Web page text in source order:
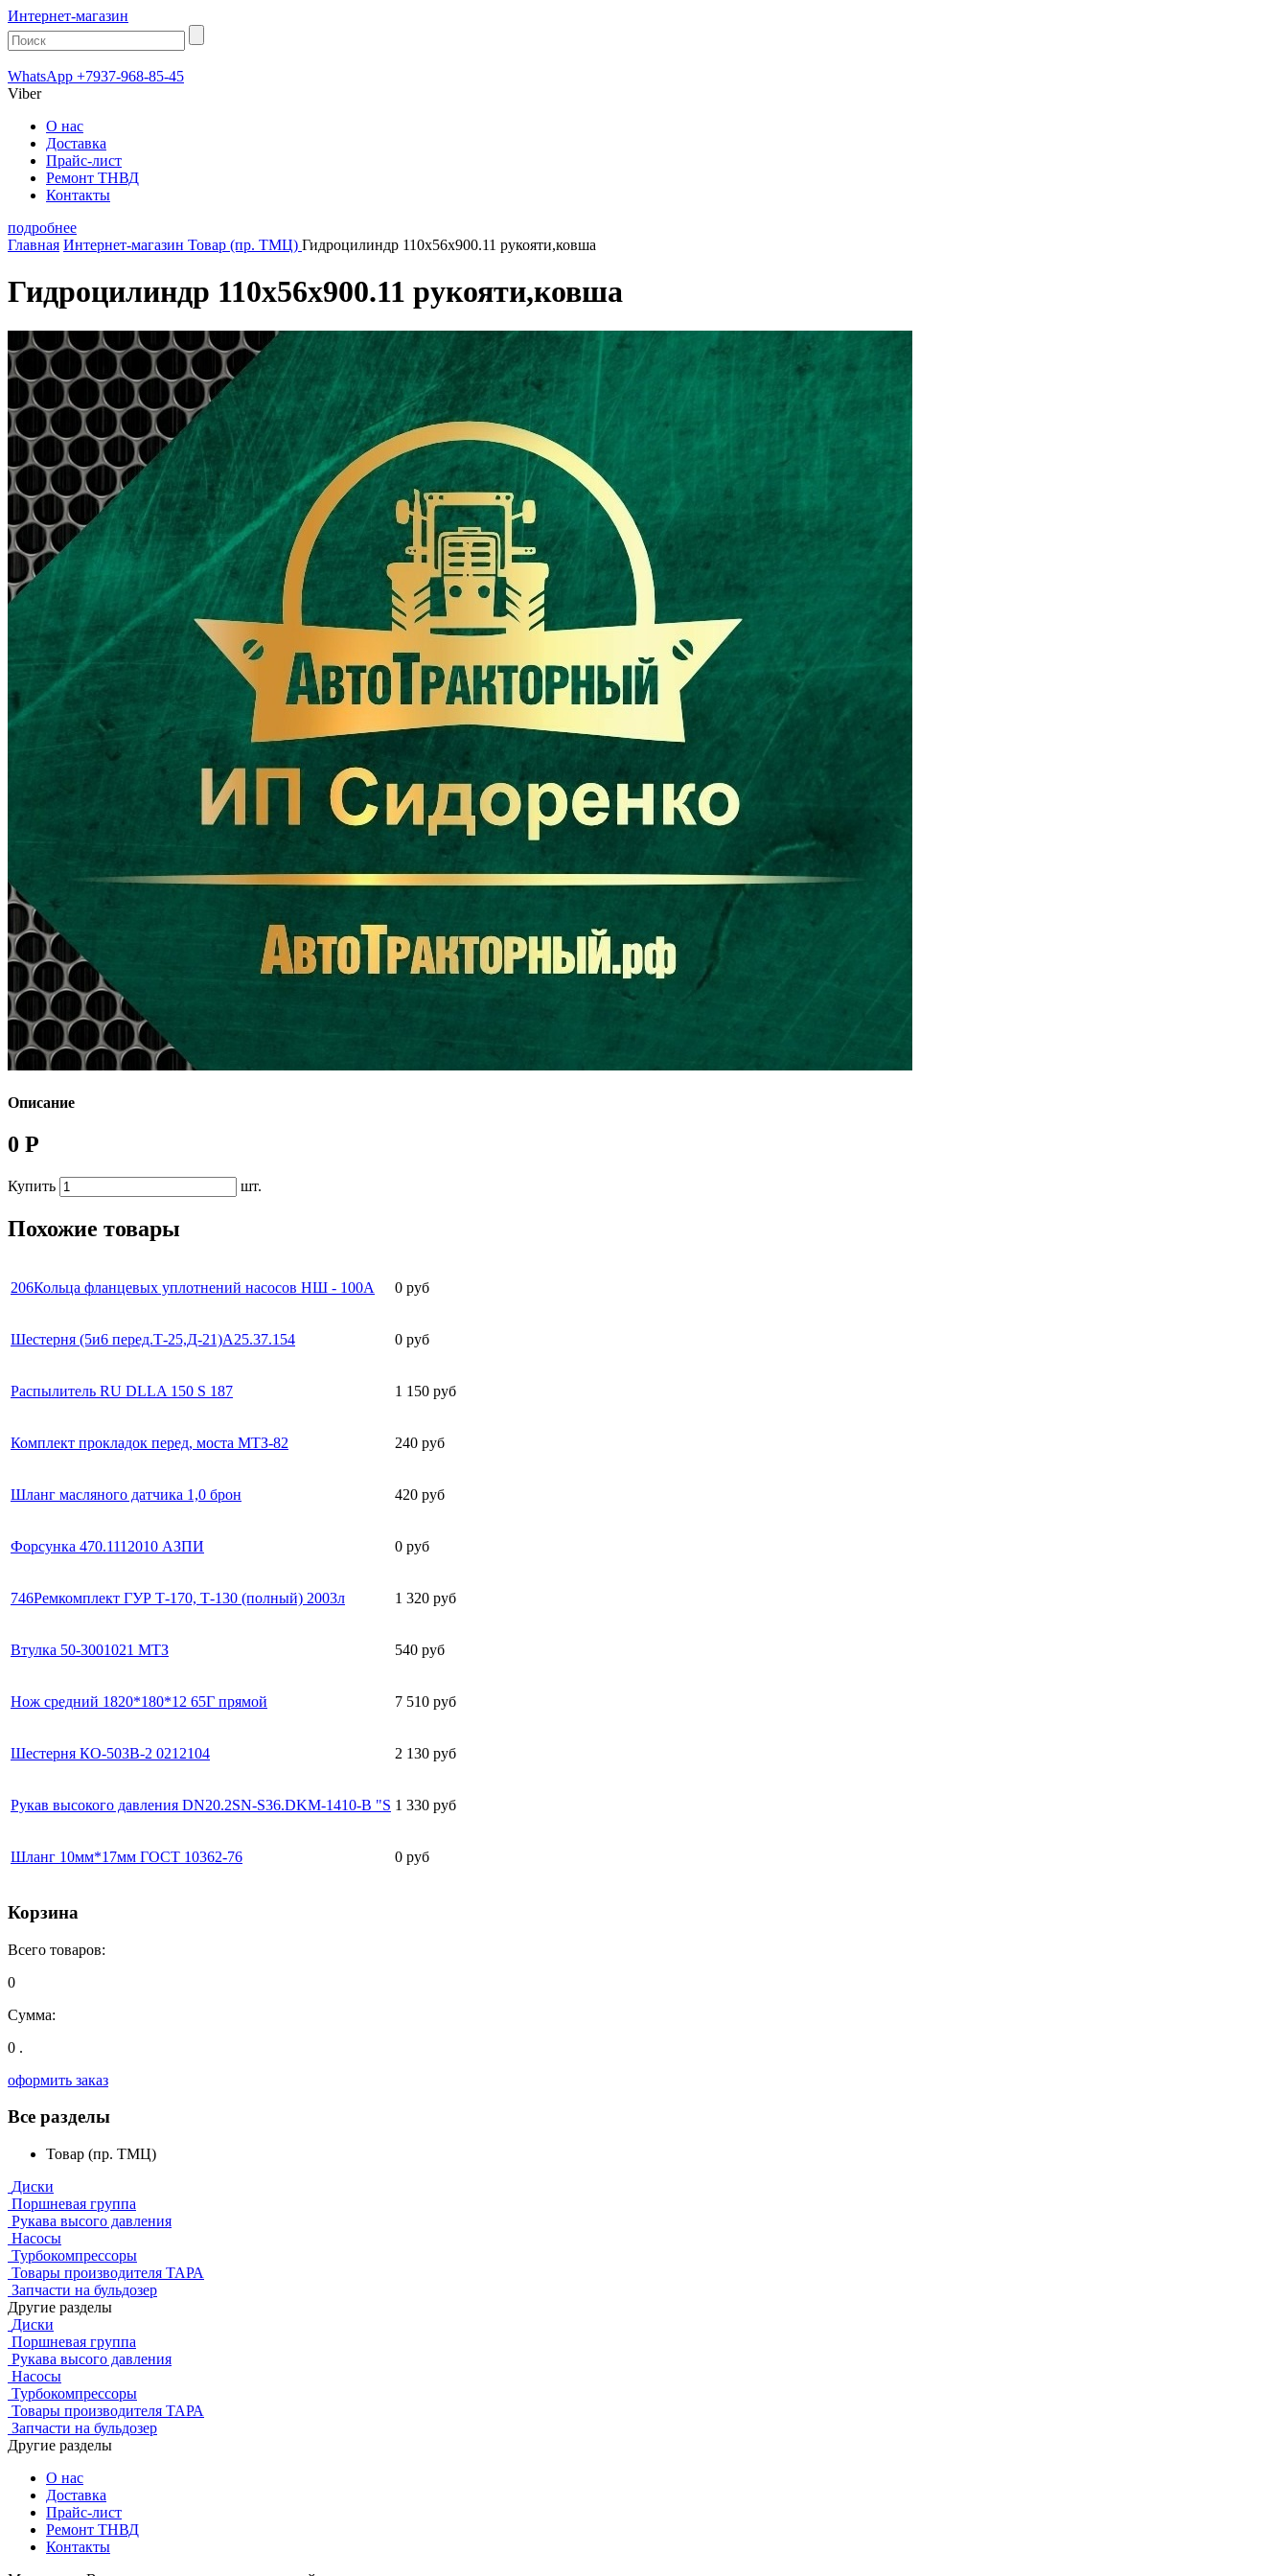
Интернет-магазин
WhatsApp +7937-968-85-45
Viber
О нас
Доставка
Прайс-лист
Ремонт ТНВД
Контакты
подробнее
Главная Интернет-магазин Товар (пр. ТМЦ) Гидроцилиндр 110х56х900.11 рукояти,ковша
Гидроцилиндр 110х56х900.11 рукояти,ковша
Описание
0 Р
Купить шт.
Похожие товары
206Кольца фланцевых уплотнений насосов НШ - 100А 0 руб
Шестерня (5и6 перед.Т-25,Д-21)А25.37.154 0 руб
Распылитель RU DLLA 150 S 187 1 150 руб
Комплект прокладок перед, моста МТЗ-82 240 руб
Шланг масляного датчика 1,0 брон 420 руб
Форсунка 470.1112010 АЗПИ 0 руб
746Ремкомплект ГУР Т-170, Т-130 (полный) 2003л 1 320 руб
Втулка 50-3001021 МТЗ 540 руб
Нож средний 1820*180*12 65Г прямой 7 510 руб
Шестерня КО-503В-2 0212104 2 130 руб
Рукав высокого давления DN20.2SN-S36.DKM-1410-B "S 1 330 руб
Шланг 10мм*17мм ГОСТ 10362-76 0 руб
Корзина
Всего товаров:
0
Сумма:
0 .
оформить заказ
Все разделы
Товар (пр. ТМЦ)
Диски
Поршневая группа
Рукава высого давления
Насосы
Турбокомпрессоры
Товары производителя ТАРА
Запчасти на бульдозер
Другие разделы
Диски
Поршневая группа
Рукава высого давления
Насосы
Турбокомпрессоры
Товары производителя ТАРА
Запчасти на бульдозер
Другие разделы
О нас
Доставка
Прайс-лист
Ремонт ТНВД
Контакты